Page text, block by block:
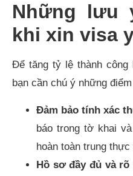
Những lưu
khi xin visa
Để tăng tỷ lệ thành
bạn cần chú ý những
Đảm bảo tính xác
báo trong tờ khai
hoàn toàn trung
Hồ sơ đầy đủ và rõ